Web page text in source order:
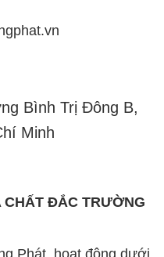
Bình Trị Đông B,
Minh
CHẤT ĐẮC TRƯỜNG
các loại hóa chất
ứng nhu cầu sử
tốt nhất.